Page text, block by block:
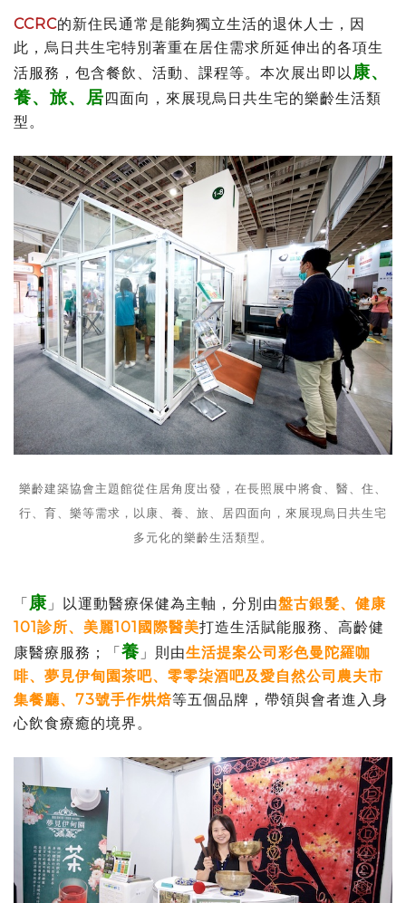
CCRC的新住民通常是能夠獨立生活的退休人士，因
此，烏日共生宅特別著重在居住需求所延伸出的各項生
活服務，包含餐飲、活動、課程等。本次展出即以 康、
養、旅、居四面向，來展現烏日共生宅的樂齡生活類
型。
樂齡建築協會主題館從住居角度出發，在長照展中將食、醫、住、
行、育、樂等需求，以康、養、旅、居四面向，來展現烏日共生宅
多元化的樂齡生活類型。
「 康 」以運動醫療保健為主軸，分別由盤古銀髮、健康
101診所、美麗101國際醫美打造生活賦能服務、高齡健
康醫療服務；「養 」則由生活提案公司彩色曼陀羅咖
啡、夢見伊甸園茶吧、零零柒酒吧及愛自然公司農夫市
集餐廳、73號手作烘焙等五個品牌，帶領與會者進入身
心飲食療癒的境界。